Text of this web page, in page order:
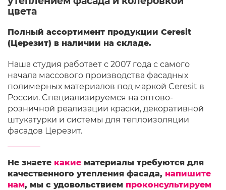
цвета
Полный ассортимент продукции Ceresit
(Церезит) в наличии на складе.
Наша студия работает с 2007 года с самого
начала массового производства фасадных
полимерных материалов под маркой Ceresit в
России. Cпециализируемся на оптово-
розничной реализации краски, декоративной
штукатурки и системы для теплоизоляции
фасадов Церезит.
Не знаете какие материалы требуются для
качественного утепления фасада, напишите
нам, мы с удовольствием проконсультируем